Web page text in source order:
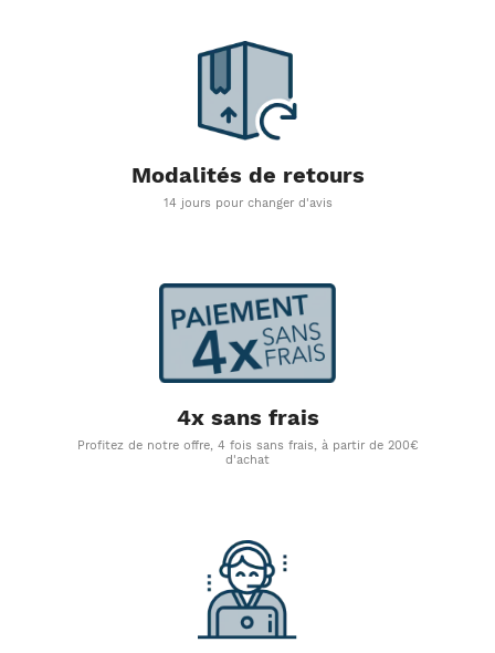
Modalités de retours
14 jours pour changer d'avis
4x sans frais
Profitez de notre offre, 4 fois sans frais, à partir de 200€
d'achat